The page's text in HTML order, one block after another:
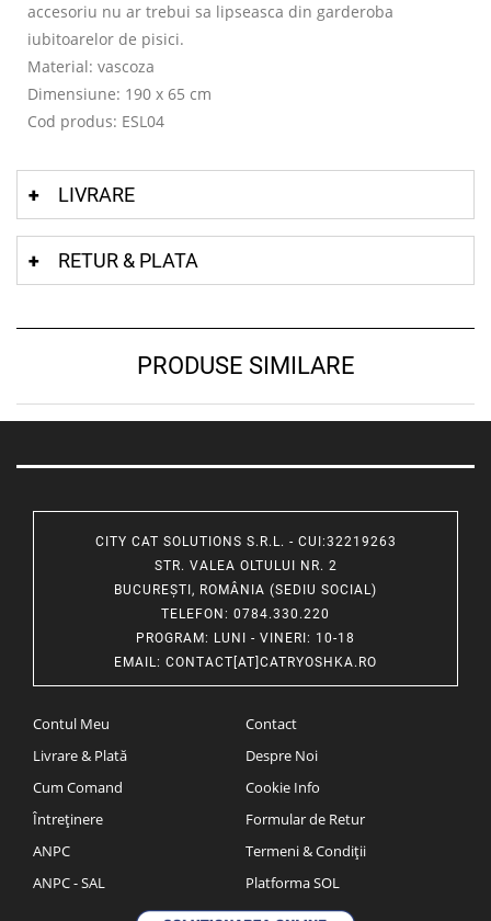
accesoriu nu ar trebui sa lipseasca din garderoba
iubitoarelor de pisici.
Material: vascoza
Dimensiune: 190 x 65 cm
Cod produs: ESL04
LIVRARE
RETUR & PLATA
PRODUSE SIMILARE
CITY CAT SOLUTIONS S.R.L. - CUI:32219263
STR. VALEA OLTULUI NR. 2
BUCUREȘTI, ROMÂNIA (SEDIU SOCIAL)
TELEFON : 0784.330.220
PROGRAM: LUNI - VINERI: 10-18
EMAIL: CONTACT[AT]CATRYOSHKA.RO
Contul Meu
Livrare & Plată
Cum Comand
Întreținere
ANPC
ANPC - SAL
Contact
Despre Noi
Cookie Info
Formular de Retur
Termeni & Condiții
Platforma SOL